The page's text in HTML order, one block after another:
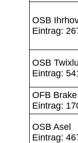
OSB
Eintrag:
OSB
Eintrag:
OFB
Eintrag:
OSB Asel
Eintrag: